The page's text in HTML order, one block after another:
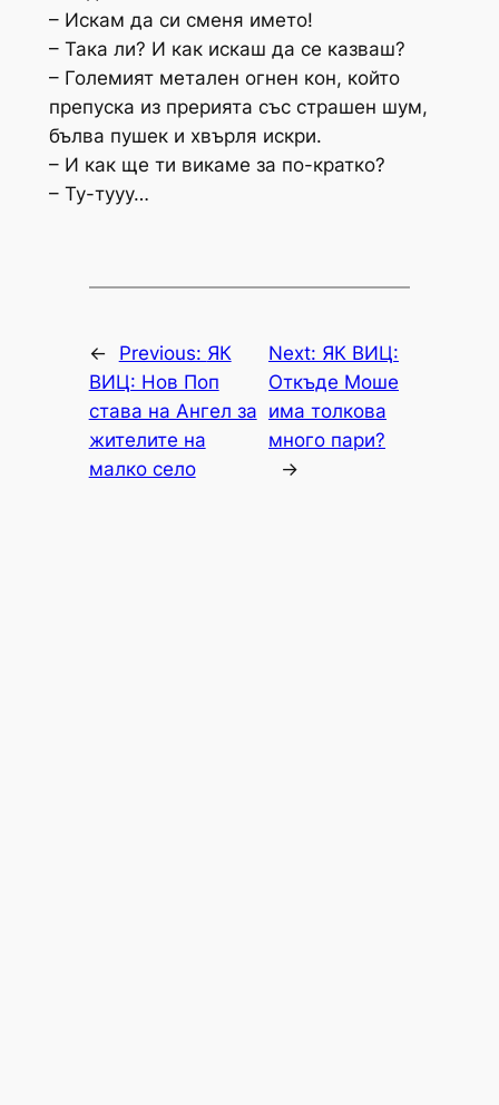
– Искам да си сменя името!
– Така ли? И как искаш да се казваш?
– Големият метален огнен кон, който
препуска из прерията със страшен шум,
бълва пушек и хвърля искри.
– И как ще ти викаме за по-кратко?
– Ту-тууу…
← Previous: ЯК
ВИЦ: Нов Поп
става на Ангел за
жителите на
малко село
Next: ЯК ВИЦ:
Откъде Моше
има толкова
много пари?
→